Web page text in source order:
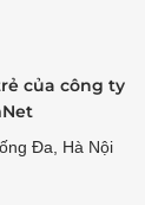
của công ty
Đa, Hà Nội